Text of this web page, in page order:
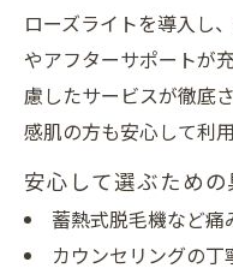
ローズライトを導入し
やアフターサポートが
慮したサービスが徹底
感肌の方も安心して利用
安心して選ぶため
蓄熱式脱毛機など
カウンセリングの